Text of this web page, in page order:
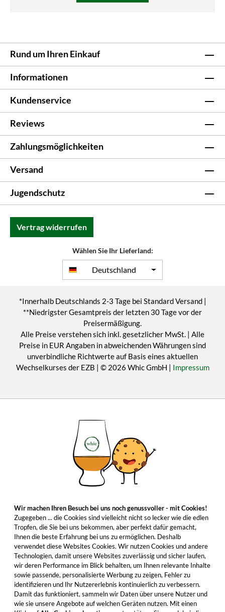
Rund um Ihren Einkauf
Informationen
Kundenservice
Reviews
Zahlungsmöglichkeiten
Versand
Jugendschutz
Vertrag widerrufen
Wählen Sie Ihr Lieferland:
Deutschland
*Innerhalb Deutschlands 2-3 Tage bei Standard Versand |
**Niedrigster Gesamtpreis der letzten 30 Tage vor der
Preisermäßigung.
Alle Preise verstehen sich inkl. gesetzlicher MwSt. | Alle
Preise in EUR Angaben in abweichenden Währungen sind
unverbindliche Richtwerte auf Basis eines aktuellen
Wechselkurses der EZB | © 2026 Whic GmbH | Impressum
Wir machen Ihren Besuch bei uns noch genussvoller - mit Cookies!
Zugegeben ... die Cookies sind vielleicht nicht so lecker wie die edlen
Tropfen, die Sie bei uns bekommen, aber perfekt dafür gemacht,
Ihnen die beste Erfahrung bei uns zu ermöglichen. Deshalb
verwendet diese Websites Cookies. Wir nutzen Cookies und andere
Technologien, damit unsere Websites zuverlässig und sicher laufen,
wir deren Performance im Blick behalten, um Ihnen relevante Inhalte
sowie passende, personalisierte Werbung zu zeigen, Fehler zu
identifizieren und Ihr Nutzererlebnis kontinuierlich zu verbessern.
Damit das funktioniert, sammeln wir Daten über unsere Nutzer und
wie sie unsere Angebote auf welchen Geräten nutzen. Mit einen